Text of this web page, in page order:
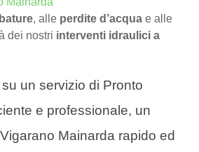
, alle perdite d’acqua e alle
dei nostri interventi idraulici a
un servizio di Pronto
e professionale, un
Mainarda rapido ed